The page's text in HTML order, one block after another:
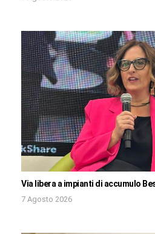
Via libera a impianti di accumulo
7 Agosto 2026